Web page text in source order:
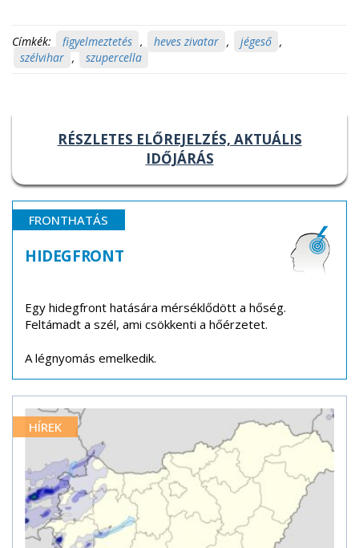
Címkék: figyelmeztetés , heves zivatar , jégeső ,
szélvihar , szupercella
RÉSZLETES ELŐREJELZÉS, AKTUÁLIS
IDŐJÁRÁS
FRONTHATÁS
HIDEGFRONT
Egy hidegfront hatására mérséklődött a hőség.
Feltámadt a szél, ami csökkenti a hőérzetet.
A légnyomás emelkedik.
HÍREK